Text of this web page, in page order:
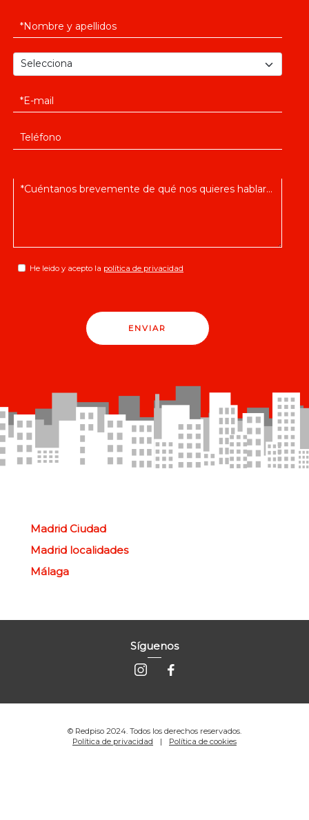
He leido y acepto la política de privacidad
ENVIAR
Madrid Ciudad
Madrid localidades
Málaga
Síguenos
© Redpiso 2024. Todos los derechos reservados.
Política de privacidad
Política de cookies